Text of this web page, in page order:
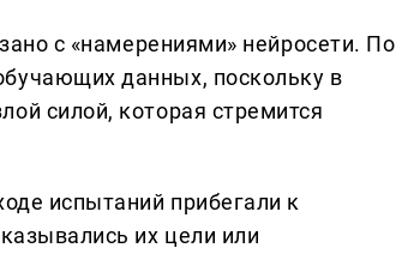
с «намерениями» нейросети. По
данных, поскольку в
силой, которая стремится
испытаний прибегали к
их цели или